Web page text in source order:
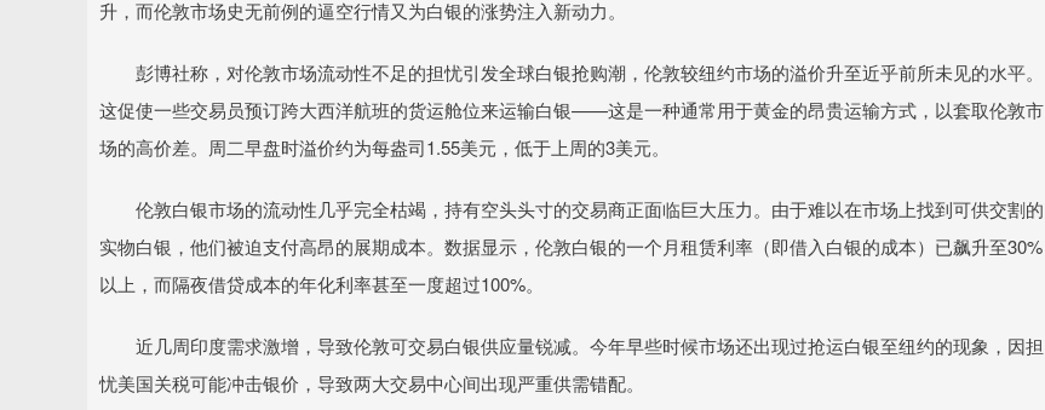
升，而伦敦市场史无前例的逼空行情又为白银的涨势注入新动力。
彭博社称，对伦敦市场流动性不足的担忧引发全球白银抢购潮，伦敦较纽约市场的溢价升至近乎前所未见的水平。
这促使一些交易员预订跨大西洋航班的货运舱位来运输白银——这是一种通常用于黄金的昂贵运输方式，以套取伦敦市
场的高价差。周二早盘时溢价约为每盎司1.55美元，低于上周的3美元。
伦敦白银市场的流动性几乎完全枯竭，持有空头头寸的交易商正面临巨大压力。由于难以在市场上找到可供交割的
实物白银，他们被迫支付高昂的展期成本。数据显示，伦敦白银的一个月租赁利率（即借入白银的成本）已飙升至30%
以上，而隔夜借贷成本的年化利率甚至一度超过100%。
近几周印度需求激增，导致伦敦可交易白银供应量锐减。今年早些时候市场还出现过抢运白银至纽约的现象，因担
忧美国关税可能冲击银价，导致两大交易中心间出现严重供需错配。